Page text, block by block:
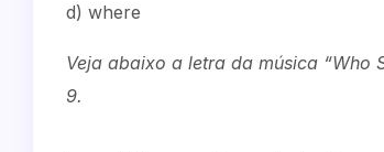
d) where
Veja abaixo a letra da música “Who
9.